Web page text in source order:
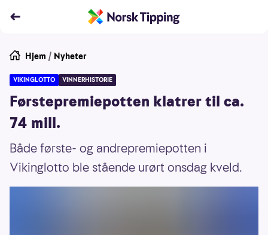
Hjem / Nyheter
VIKINGLOTTO VINNERHISTORIE
Førstepremiepotten klatrer til ca.
74 mill.
Både første- og andrepremiepotten i
Vikinglotto ble stående urørt onsdag kveld.